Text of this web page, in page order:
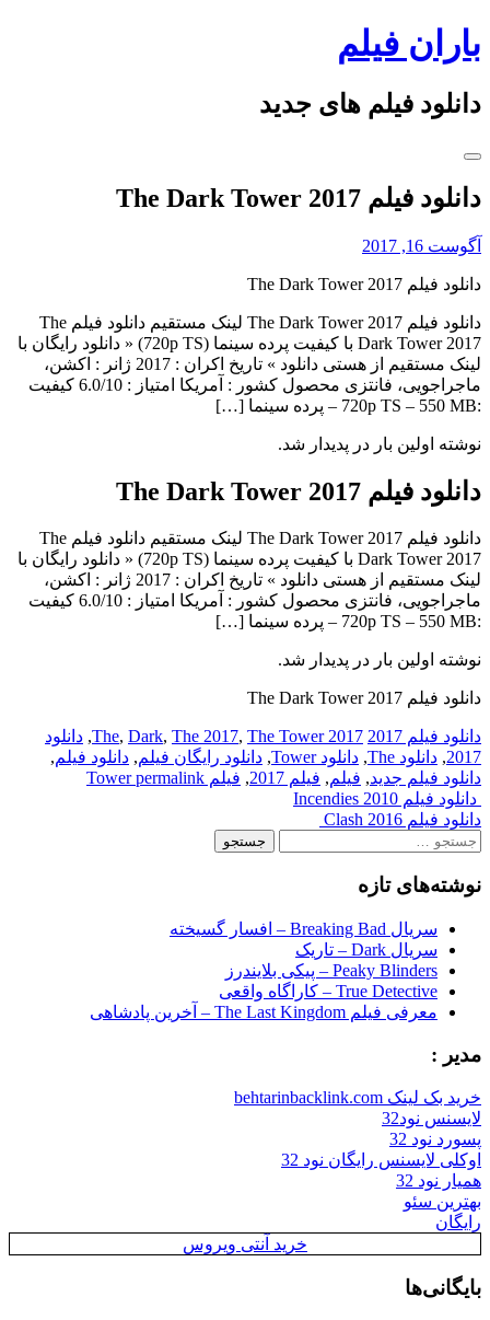
Skip
to
content
باران فیلم
دانلود فیلم های جدید
دانلود فیلم The Dark Tower 2017
آگوست 16, 2017
دانلود فیلم The Dark Tower 2017
دانلود فیلم The Dark Tower 2017 لینک مستقیم دانلود فیلم The
Dark Tower 2017 با کیفیت پرده سینما (720p TS) « دانلود رایگان با
لینک مستقیم از هستی دانلود » تاریخ اکران : 2017 ژانر : اکشن،
ماجراجویی، فانتزی محصول کشور : آمریکا امتیاز : 6.0/10 کیفیت
:720p TS – 550 MB – پرده سینما […]
نوشته اولین بار در پدیدار شد.
دانلود فیلم The Dark Tower 2017
دانلود فیلم The Dark Tower 2017 لینک مستقیم دانلود فیلم The
Dark Tower 2017 با کیفیت پرده سینما (720p TS) « دانلود رایگان با
لینک مستقیم از هستی دانلود » تاریخ اکران : 2017 ژانر : اکشن،
ماجراجویی، فانتزی محصول کشور : آمریکا امتیاز : 6.0/10 کیفیت
:720p TS – 550 MB – پرده سینما […]
نوشته اولین بار در پدیدار شد.
دانلود فیلم The Dark Tower 2017
دانلود فیلم 2017 2017 The
, Dark, The 2017, The Tower
, دانلود
2017
, دانلود The , دانلود Tower , دانلود رایگان فیلم, دانلود فیلم,
دانلود فیلم جدید, فیلم, فیلم 2017 , فیلم Tower permalink
Post
navigation
دانلود فیلم Incendies 2010
دانلود فیلم Clash 2016
جستجو
نوشته‌های تازه
سریال Breaking Bad – افسار گسیخته
سریال Dark – تاریک
Peaky Blinders – پیکی بلایندرز
True Detective – کاراگاه واقعی
معرفی فیلم The Last Kingdom – آخرین پادشاهی
مدیر :
خرید بک لینک behtarinbacklink.com
لایسنس نود32
پسورد نود 32
اوکلی لایسنس رایگان نود 32
همیار نود 32
بهترین سئو
رایگان
خرید آنتی ویروس
بایگانی‌ها